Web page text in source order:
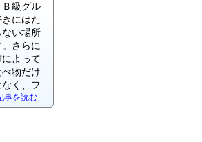
Ｂ級グル
きにはた
ない場所
。さらに
よって
べ物だけ
く、フ...
事を読む